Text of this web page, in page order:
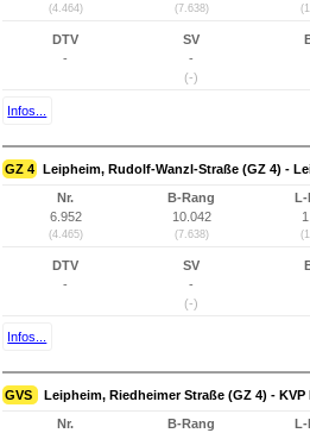
(4.464) (7.638)
DTV
-
SV
-
(-)
Infos...
GZ 4 Leipheim, Rudolf-Wanzl-Straße (GZ 4) -
Nr.
6.952
(4.465)
B-Rang
10.042
(7.638)
DTV
-
SV
-
(-)
Infos...
GVS Leipheim, Riedheimer Straße (GZ 4) -
Nr.
B-Rang